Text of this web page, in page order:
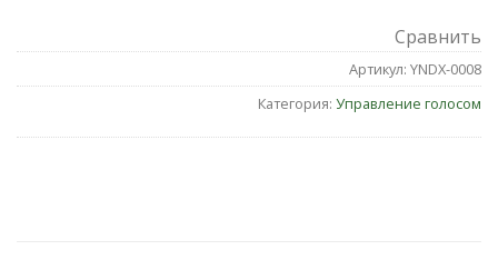
Сравнить
Артикул: YNDX-0008
Категория: Управление голосом